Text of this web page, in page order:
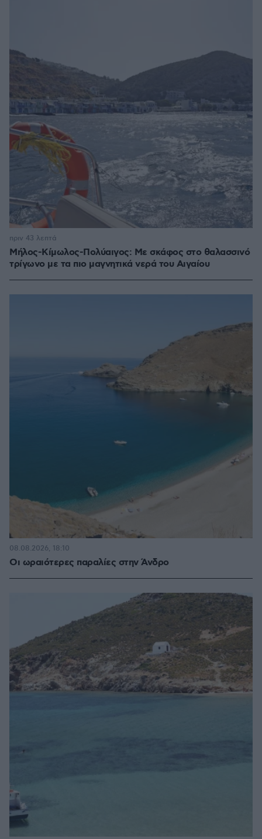
Μήλος-Κίμωλος-Πολύαιγος: Με σκάφος στο θαλασσινό
τρίγωνο με τα πιο μαγνητικά νερά του Αιγαίου
πριν 43 λεπτά
Οι ωραιότερες παραλίες στην Άνδρο
08.08.2026, 18:10